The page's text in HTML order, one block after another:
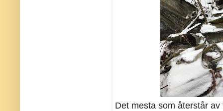
Det mesta som återstår